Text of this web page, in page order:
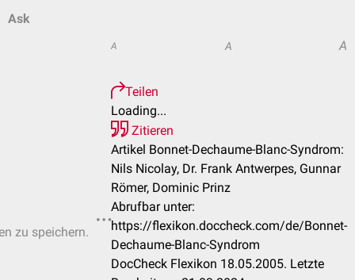
Ask
zu speichern.
A A A
Teilen
Loading...
Zitieren
Artikel Bonnet-Dechaume-Blanc-Syndrom:
Nils Nicolay, Dr. Frank Antwerpes, Gunnar
Römer, Dominic Prinz
Abrufbar unter:
https://flexikon.doccheck.com/de/Bonnet-
Dechaume-Blanc-Syndrom
DocCheck Flexikon 18.05.2005. Letzte